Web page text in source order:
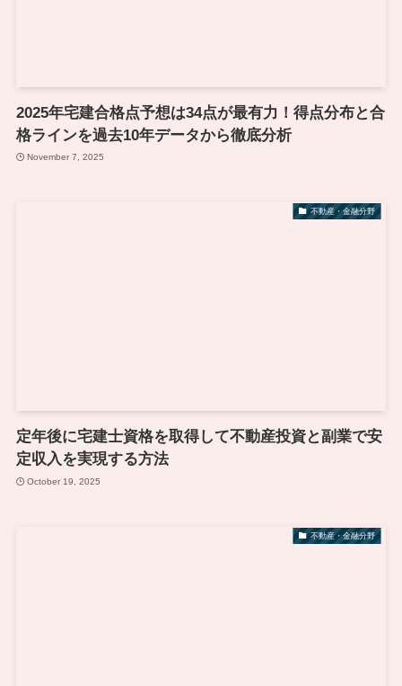
2025年宅建合格点予想は34点が最有力！得点分布と合
格ラインを過去10年データから徹底分析
November 7, 2025
不動産・金融分野
定年後に宅建士資格を取得して不動産投資と副業で安
定収入を実現する方法
October 19, 2025
不動産・金融分野